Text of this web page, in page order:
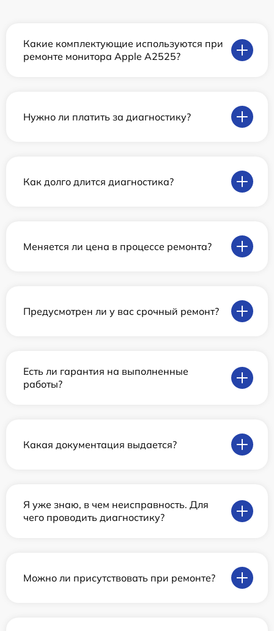
Какие комплектующие используются при
ремонте монитора Apple А2525?
Нужно ли платить за диагностику?
Как долго длится диагностика?
Меняется ли цена в процессе ремонта?
Предусмотрен ли у вас срочный ремонт?
Есть ли гарантия на выполненные
работы?
Какая документация выдается?
Я уже знаю, в чем неисправность. Для
чего проводить диагностику?
Можно ли присутствовать при ремонте?